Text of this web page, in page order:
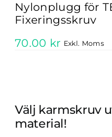
Nylonplugg för
Fixeringsskruv
70.00 kr Exkl. Moms
Välj karmskruv
material!